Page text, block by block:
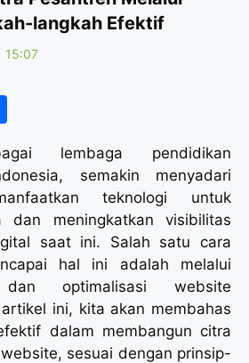
langkah Efektif
15:07
ar
e
lembaga pendidikan
semakin menyadari
teknologi untuk
dan meningkatkan visibilitas
saat ini. Salah satu cara
hal ini adalah melalui
dan optimalisasi website
ini, kita akan membahas
dalam membangun citra
sesuai dengan prinsip-